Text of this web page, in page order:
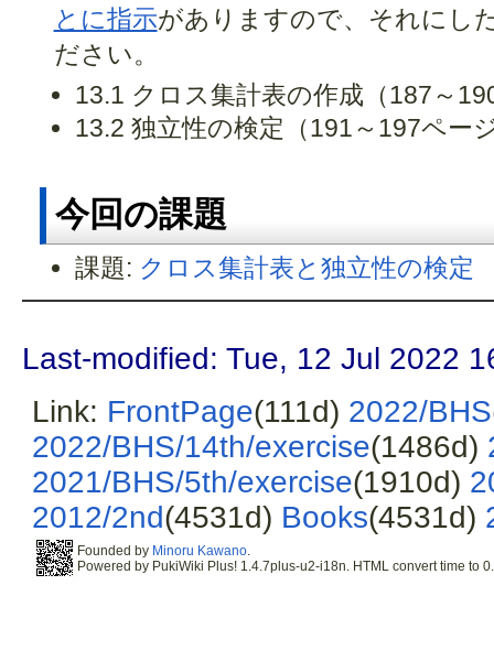
とに指示がありますので、それにし
ださい。
13.1 クロス集計表の作成（187～
13.2 独立性の検定（191～197ペー
今回の課題
課題: クロス集計表と独立性の検定
Last-modified: Tue, 12 Jul 2022
Link: FrontPage(111d) 2022/BHS
2022/BHS/14th/exercise(1486d)
2021/BHS/5th/exercise(1910d)
2012/2nd(4531d) Books(4531d)
Founded by Minoru Kawano.
Powered by PukiWiki Plus! 1.4.7plus-u2-i18n. HTML convert time to